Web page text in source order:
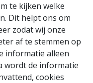
te kijken welke
Dit helpt ons om
zodat wij onze
af te stemmen op
informatie alleen
wordt de informatie
cookies